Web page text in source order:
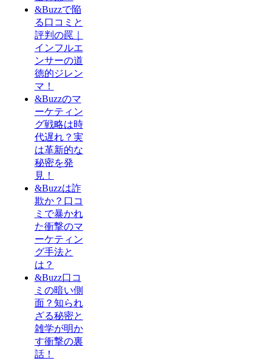
&Buzzで陥
る口コミと
評判の罠｜
インフルエ
ンサーの道
徳的ジレン
マ！
&Buzzのマ
ーケティン
グ戦略は時
代遅れ？実
は革新的な
秘密を発
見！
&Buzzは詐
欺か？口コ
ミで暴かれ
た衝撃のマ
ーケティン
グ手法と
は？
&Buzz口コ
ミの暗い側
面？知られ
ざる秘密と
雑学が明か
す衝撃の裏
話！